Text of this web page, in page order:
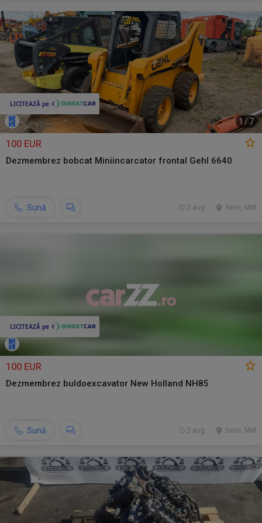
1/7
100 EUR
Dezmembrez bobcat Miniincarcator frontal Gehl 6640
Sună Seini, MM
2 aug.
100 EUR
Dezmembrez buldoexcavator New Holland NH85
Sună Seini, MM
2 aug.